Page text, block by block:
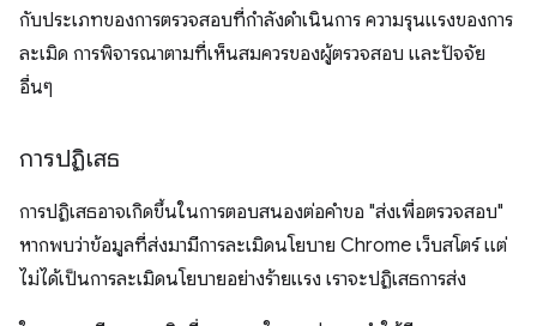
กับประเภทของการตรวจสอบที่กำลังดำเนินการ ความรุนแรงของการ
ละเมิด การพิจารณาตามที่เห็นสมควรของผู้ตรวจสอบ และปัจจัย
อื่นๆ
การปฏิเสธ
การปฏิเสธอาจเกิดขึ้นในการตอบสนองต่อคำขอ "ส่งเพื่อตรวจสอบ"
หากพบว่าข้อมูลที่ส่งมามีการละเมิดนโยบาย Chrome เว็บสโตร์ แต่
ไม่ได้เป็นการละเมิดนโยบายอย่างร้ายแรง เราจะปฏิเสธการส่ง